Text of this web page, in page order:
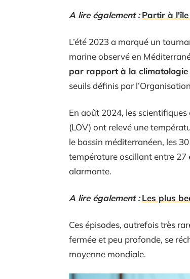
A lire également : Partir à
L’été 2023 a marqué un
marine observé en
par rapport à la climatologie
seuils définis par
En août 2024, les
(LOV) ont relevé une
le bassin méditerranéen, les
température oscillant entre 27
alarmante.
A lire également : Les plus
Ces épisodes, autrefois très
fermée et peu profonde, se
moyenne mondiale.